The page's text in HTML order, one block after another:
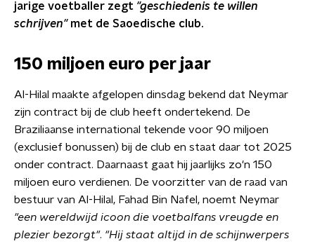
jarige voetballer zegt "geschiedenis te willen
schrijven"met de Saoedische club.
150 miljoen euro per jaar
Al-Hilal maakte afgelopen dinsdag bekend dat Neymar
zijn contract bij de club heeft ondertekend. De
Braziliaanse international tekende voor 90 miljoen
(exclusief bonussen) bij de club en staat daar tot 2025
onder contract. Daarnaast gaat hij jaarlijks zo'n 150
miljoen euro verdienen. De voorzitter van de raad van
bestuur van Al-Hilal, Fahad Bin Nafel, noemt Neymar
"een wereldwijd icoon die voetbalfans vreugde en
plezier bezorgt". "Hij staat altijd in de schijnwerpers